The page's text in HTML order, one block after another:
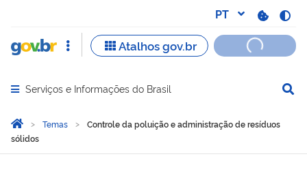
Abrir menu principal de navegação
Serviços e Informações do Brasil
Você está aqui:
Página Inicial
Temas
Controle da poluição e administração de resíduos
sólidos